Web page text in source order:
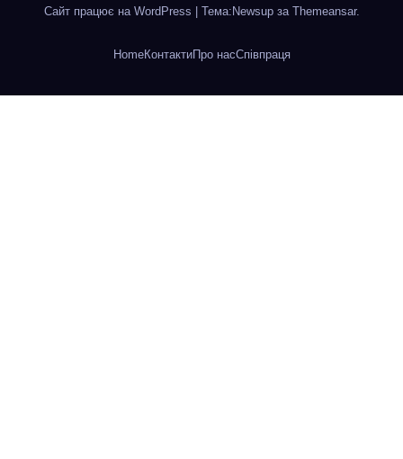
Сайт працює на WordPress Тема:Newsup за Themeansar.
HomeКонтактиПро насСпівпраця